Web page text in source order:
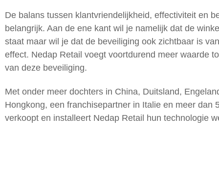
De balans tussen klantvriendelijkheid, effectiviteit en
belangrijk. Aan de ene kant wil je namelijk dat de
staat maar wil je dat de beveiliging ook zichtbaar is
effect. Nedap Retail voegt voortdurend meer waarde
van deze beveiliging.
Met onder meer dochters in China, Duitsland,
Hongkong, een franchisepartner in Italie en meer dan
verkoopt en installeert Nedap Retail hun technologie